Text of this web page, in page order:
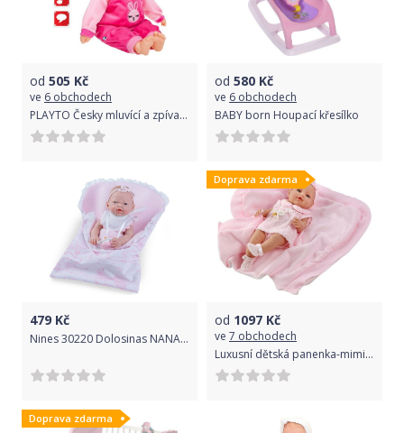
od 505 Kč
ve 6 obchodech
PLAYTO Česky mluvící a zpívající dětská panenka PlayTo Terezka 46 cm
od 580 Kč
ve 6 obchodech
BABY born Houpací křesílko
479 Kč
Nines 30220 Dolosinas NANA plaváček 26 cm holka
Doprava zdarma
od 1097 Kč
ve 7 obchodech
Luxusní dětská panenka-miminko Berbesa Ema 39cm
Doprava zdarma